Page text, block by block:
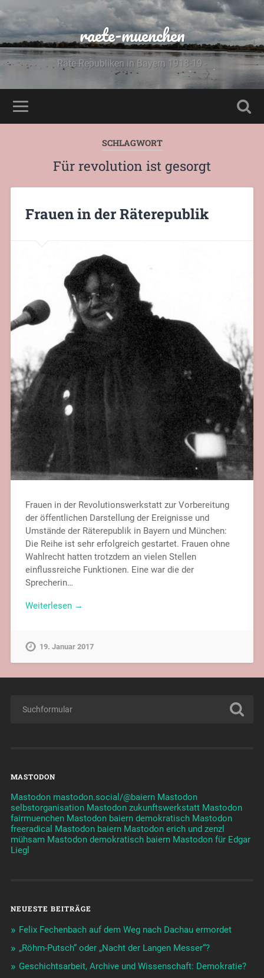
raete-muenchen
Räte-Republiken in Bayern 1918-19 -
SCHLAGWORT
Für revolution ist gesorgt
Frauen in der Räterepublik
Frauen in der Revolutionswerkstatt zur Vorbereitung
der öffentlichen Darstellung der Ereignisse und
Umstände der Räterepublik in Bayern und München:
Die Reihe ist sehr erfolgreich gestartet. Frauen ohne
Wahlrecht hatten trotzdem an vielen Stellen
einflussreiche Funktionen. Eine war die der
Sprecherin…
Weiterlesen →
19. Januar 2017
MASTODON
Mastodon mastodon.social/@baiern Mastodon
selbstorganisation Mastodon zukunftswerkstatt Mastodon
fairmuenchen Mastodon baiern demokratisch Mastodon
freeradical Mastodon baiern Mastodon erich und zenzl
mühsam Mastodon demokratisch baiern Mastodon für Edgar
Liegl
NEUESTE BEITRÄGE
Felix Fechenbach auf dem Weg nach Dachau ermordet
„Röhm-Putsch“ oder „Nacht der Langen Messer“?
Geschichtsarbeit, Archive und Wissenschaft: Demokratie?